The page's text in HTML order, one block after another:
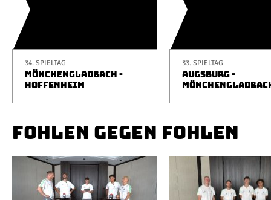
34. SPIELTAG
MÖNCHENGLADBACH -
HOFFENHEIM
33. SPIELTAG
AUGSBURG -
FOHLEN GEGEN FOHLEN